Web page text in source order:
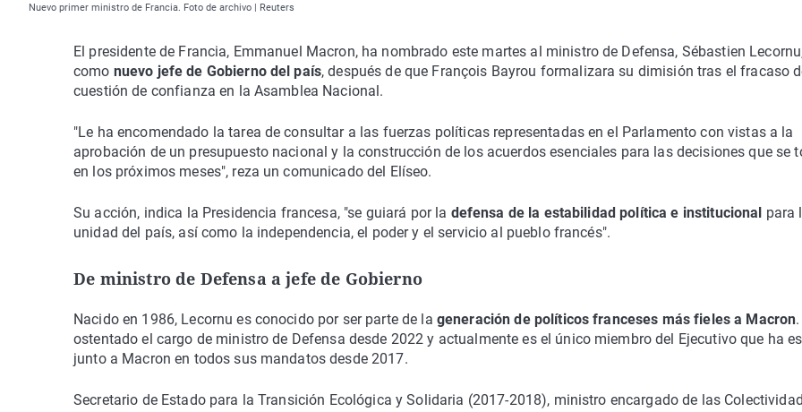
Nuevo primer ministro de Francia. Foto de archivo | Reuters
El presidente de Francia, Emmanuel Macron, ha nombrado este martes al ministro de Defensa, Sébastien
como nuevo jefe de Gobierno del país, después de que François Bayrou formalizara su dimisión tras el fracaso
cuestión de confianza en la Asamblea Nacional.
"Le ha encomendado la tarea de consultar a las fuerzas políticas representadas en el Parlamento con vistas a la
aprobación de un presupuesto nacional y la construcción de los acuerdos esenciales para las decisiones que se
en los próximos meses", reza un comunicado del Elíseo.
Su acción, indica la Presidencia francesa, "se guiará por la defensa de la estabilidad política e institucional para
unidad del país, así como la independencia, el poder y el servicio al pueblo francés".
De ministro de Defensa a jefe de Gobierno
Nacido en 1986, Lecornu es conocido por ser parte de la generación de políticos franceses más fieles a Macron
ostentado el cargo de ministro de Defensa desde 2022 y actualmente es el único miembro del Ejecutivo que ha
junto a Macron en todos sus mandatos desde 2017.
Secretario de Estado para la Transición Ecológica y Solidaria (2017-2018), ministro encargado de las